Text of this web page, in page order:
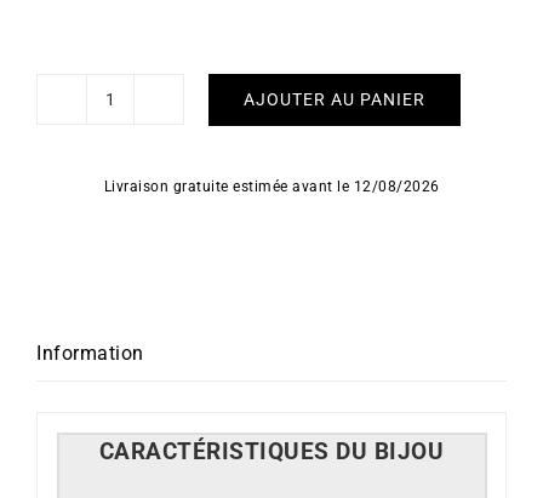
quantité
d'oreilles
AJOUTER AU PANIER
Livraison gratuite estimée avant le 12/08/2026
Information
CARACTÉRISTIQUES DU BIJOU